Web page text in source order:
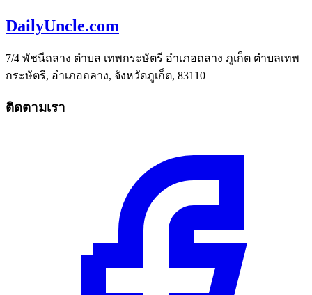
DailyUncle.com
7/4 พัชนีถลาง ตำบล เทพกระษัตรี อำเภอถลาง ภูเก็ต ตำบลเทพ
กระษัตรี, อำเภอถลาง, จังหวัดภูเก็ต, 83110
ติดตามเรา